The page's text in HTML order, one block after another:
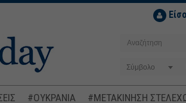
Σύμβολο
#ΟΥΚΡΑΝΙΑ #ΜΕΤΑΚΙΝΗΣΗ